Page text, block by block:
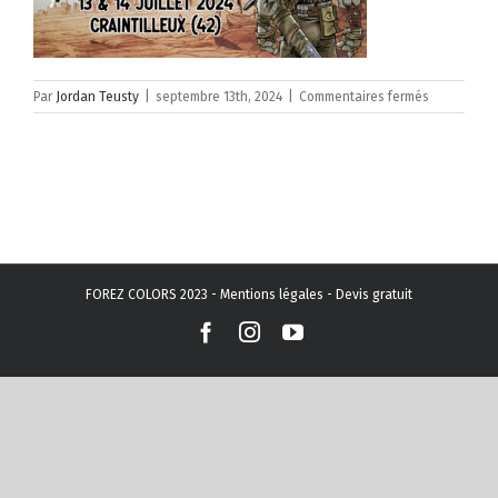
Par Jordan Teusty septembre 13th, 2024 Commentaires fermés
FOREZ COLORS 2023 - Mentions légales - Devis gratuit
Facebook
InstagramYouTube